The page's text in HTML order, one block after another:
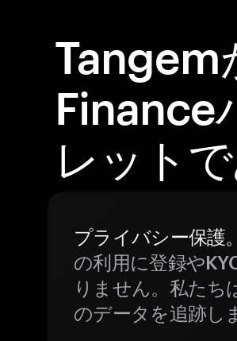
Tangem
Finance
レット
プライバシー保護。
の利用に登録や
りません。私たち
のデータを追跡し